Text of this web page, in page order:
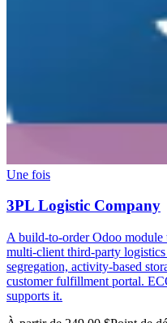
Une fois
3PL Logistic Company
A build-to-order Odoo module
multi-client third-party
segregation, activity-based
customer fulfillment portal.
supports it.